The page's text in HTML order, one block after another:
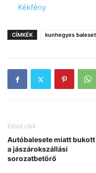
In relation to
Kékfény
CÍMKÉK kunhegyes baleset
Előző cikk
Autóbalesete miatt bukott
a jászárokszállási
sorozatbetörő